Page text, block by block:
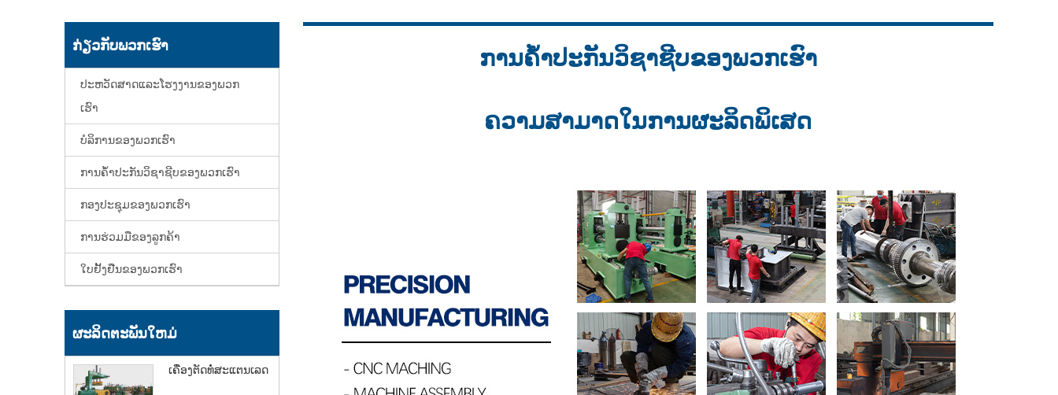
ກ່ຽວກັບພວກເຮົາ
ປະຫວັດສາດແລະໂຮງງານຂອງພວກ
ເຮົາ
ບໍລິການຂອງພວກເຮົາ
ການຄ້ໍາປະກັນວິຊາຊີບຂອງພວກເຮົາ
ກອງປະຊຸມຂອງພວກເຮົາ
ການຮ່ວມມືຂອງລູກຄ້າ
ໃບຢັ້ງຢືນຂອງພວກເຮົາ
ຜະລິດຕະພັນໃຫມ່
ເຄື່ອງຕັດທໍ່ສະແຕນເລດ
ການຄ້ໍາປະກັນວິຊາຊີບຂອງພວກເຮົາ
ຄວາມສາມາດໃນການຜະລິດພິເສດ